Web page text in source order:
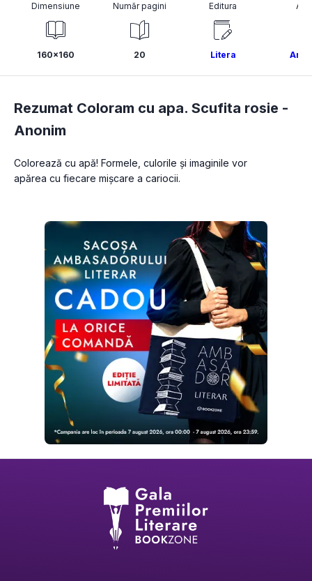
Dimensiune
160x160
Număr pagini
20
Editura
Litera
Rezumat Coloram cu apa. Scufita rosie -
Anonim
Colorează cu apă! Formele, culorile și imaginile vor
apărea cu fiecare mișcare a cariocii.